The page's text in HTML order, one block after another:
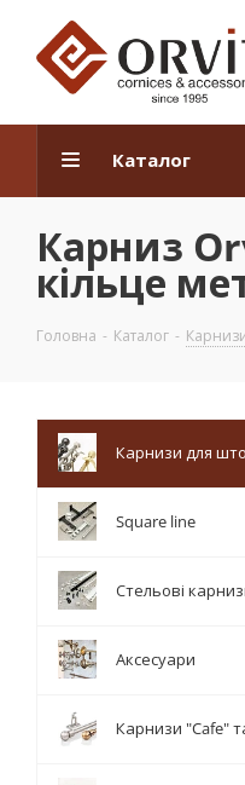
Каталог
Карниз
кільце
Головна - Каталог -
Карнизи для
Square line
Стельові
Аксесуари
Карнизи "Cafe"